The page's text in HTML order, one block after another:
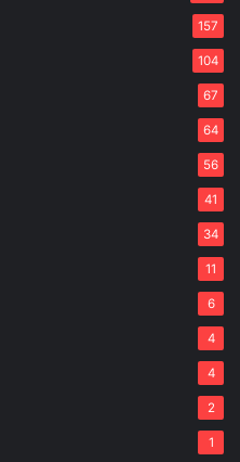
157
104
67
64
56
41
34
11
6
4
4
2
1